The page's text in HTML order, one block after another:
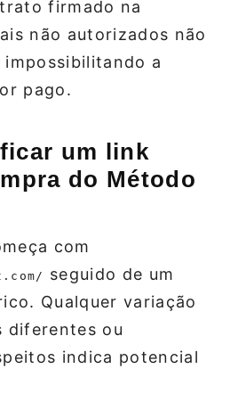
firmado na
não autorizados não
a
pago.
um link
do Método
com
seguido de um
Qualquer variação
diferentes ou
indica potencial